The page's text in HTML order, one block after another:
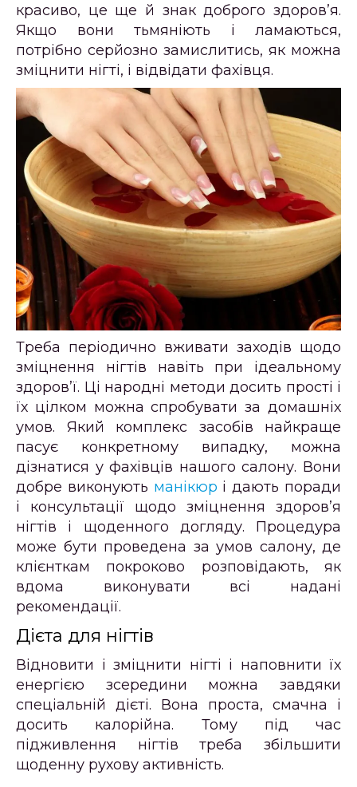
красиво, це ще й знак доброго здоров’я.
Якщо вони тьмяніють і ламаються,
потрібно серйозно замислитись, як можна
зміцнити нігті, і відвідати фахівця.
Треба періодично вживати заходів щодо
зміцнення нігтів навіть при ідеальному
здоров’ї. Ці народні методи досить прості і
їх цілком можна спробувати за домашніх
умов. Який комплекс засобів найкраще
пасує конкретному випадку, можна
дізнатися у фахівців нашого салону. Вони
добре виконують манікюр і дають поради
і консультації щодо зміцнення здоров’я
нігтів і щоденного догляду. Процедура
може бути проведена за умов салону, де
клієнткам покроково розповідають, як
вдома виконувати всі надані
рекомендації.
Дієта для нігтів
Відновити і зміцнити нігті і наповнити їх
енергією зсередини можна завдяки
спеціальній дієті. Вона проста, смачна і
досить калорійна. Тому під час
підживлення нігтів треба збільшити
щоденну рухову активність.